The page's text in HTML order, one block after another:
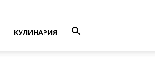
КУЛИНАРИЯ